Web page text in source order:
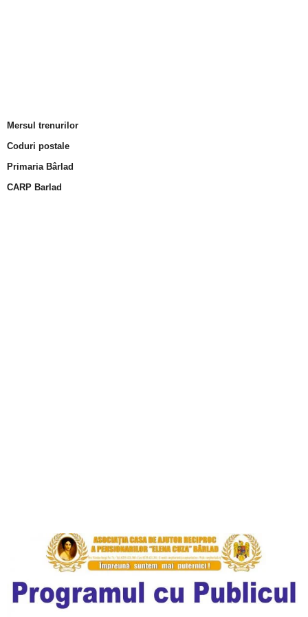
Mersul trenurilor
Coduri postale
Primaria Bârlad
CARP Barlad